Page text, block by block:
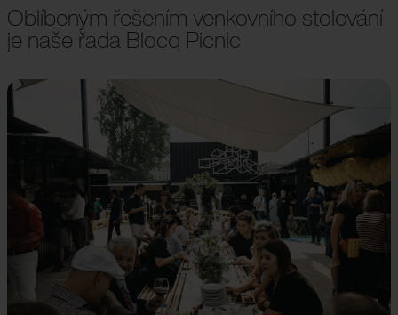
Oblíbeným řešením venkovního stolování
je naše řada Blocq Picnic